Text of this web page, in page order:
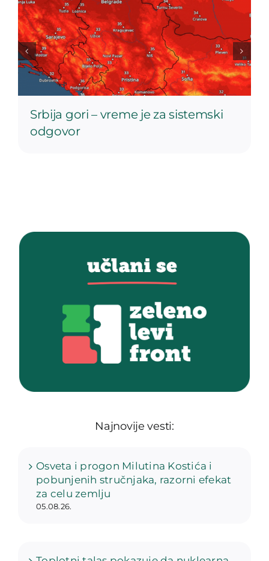
Srbija gori – vreme je za sistemski
odgovor
Najnovije vesti:
Osveta i progon Milutina Kostića i
pobunjenih stručnjaka, razorni efekat
za celu zemlju
05.08.26.